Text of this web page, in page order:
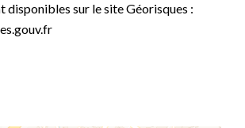
disponibles sur le site Géorisques :